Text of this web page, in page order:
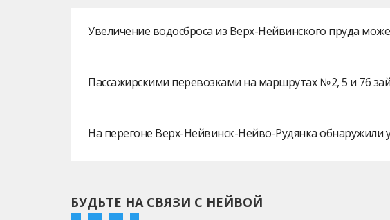
Увеличение водосброса из Верх-Нейвинского пруда
Пассажирскими перевозками на маршрутах № 2, 5 и 76
На перегоне Верх-Нейвинск-Нейво-Рудянка обнаружили
БУДЬТЕ НА СВЯЗИ С НЕЙВОЙ